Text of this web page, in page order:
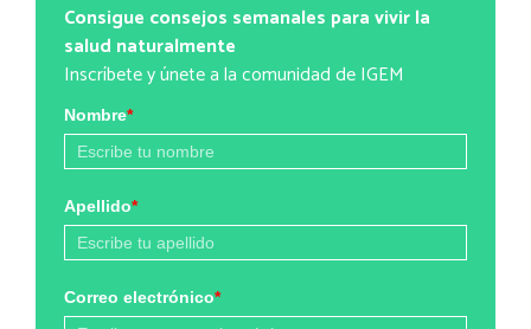
Consigue consejos semanales para vivir la
salud naturalmente
Inscríbete y únete a la comunidad de IGEM
Nombre*
Apellido*
Correo electrónico*